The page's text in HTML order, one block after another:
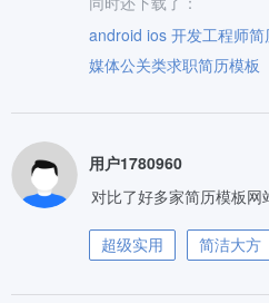
android ios 开发工程师简
媒体公关类求职简历模板
用户1780960
对比了好多家简历模板
超级实用 简洁大方